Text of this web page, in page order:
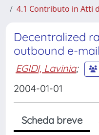
4.1 Contributo in Atti
Decentralized
outbound e-
EGIDI, Lavinia;
2004-01-01
Scheda breve